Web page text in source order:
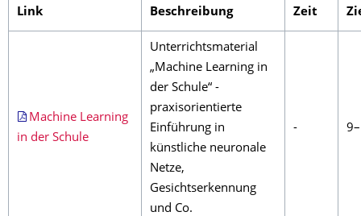
Link Beschreibung Zeit
Machine Learning
in der Schule
Unterrichtsmaterial
„Machine Learning in
der Schule“ -
praxisorientierte
Einführung in
künstliche neuronale
Netze,
Gesichtserkennung
und Co.
-